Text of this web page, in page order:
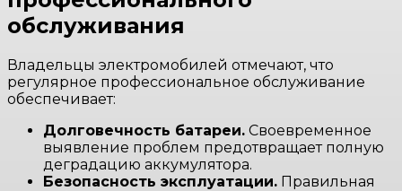
обслуживания
Владельцы электромобилей отмечают, что
регулярное профессиональное обслуживание
обеспечивает:
Долговечность батареи. Своевременное
выявление проблем предотвращает полную
деградацию аккумулятора.
Безопасность эксплуатации. Правильная